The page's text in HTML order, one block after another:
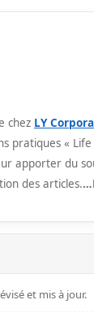
chez LY
pratiques «
apporter du
des articles.
et mis à jour.